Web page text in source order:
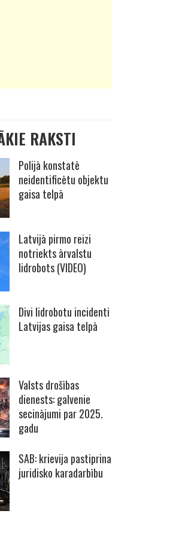
RAKSTI
Polijā konstatē
neidentificētu objektu
gaisa telpā
Latvijā pirmo reizi
notriekts ārvalstu
lidrobots (VIDEO)
Divi lidrobotu incidenti
Latvijas gaisa telpā
Valsts drošības
dienests: galvenie
secinājumi par 2025.
gadu
SAB: krievija pastiprina
juridisko karadarbību